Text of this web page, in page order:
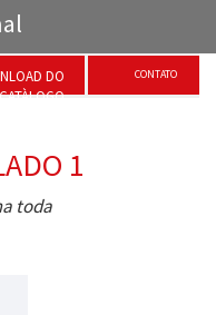
DO
CATÀLOGO
CONTATO
1
toda